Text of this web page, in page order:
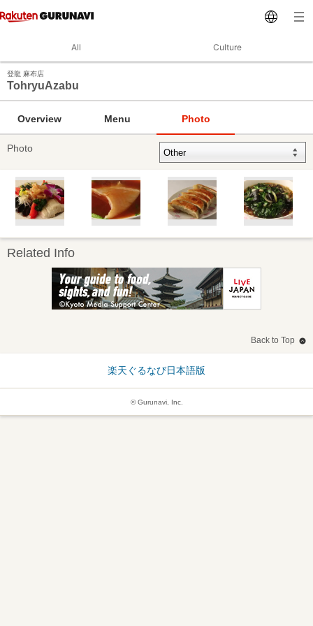
All Culture
登龍 麻布店
TohryuAzabu
Overview Menu Photo
Photo
Related Info
Back to Top
楽天ぐるなび日本語版
© Gurunavi, Inc.